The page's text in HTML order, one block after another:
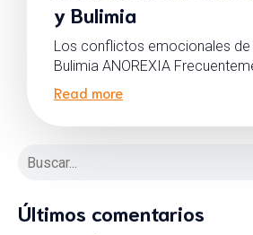
y Bulimia
Los conflictos emocionales de
Bulimia ANOREXIA
Read more
Últimos comentarios